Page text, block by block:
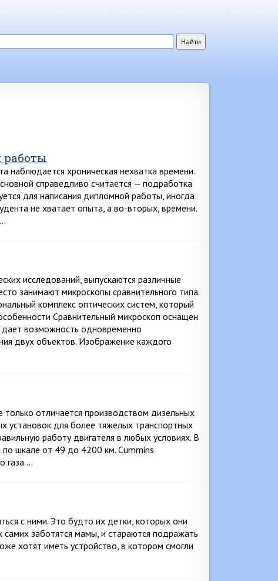
наблюдается хроническая нехватка времени.
справедливо считается — подработка
для написания дипломной работы, иногда
не хватает опыта, а во-вторых, времени.
исследований, выпускаются различные
занимают микроскопы сравнительного типа.
комплекс оптических систем, который
Сравнительный микроскоп оснащен
возможность одновременно
двух объектов. Изображение каждого
только отличается производством дизельных
установок для более тяжелых транспортных
работу двигателя в любых условиях. В
по шкале от 49 до 4200 км. Cummins
газа….
с ними. Это будто их детки, которых они
заботятся мамы, и стараются подражать
хотят иметь устройство, в котором смогли